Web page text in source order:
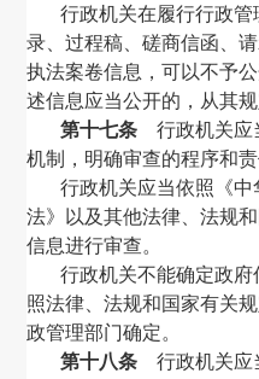
行政机关在履行行政
录、过程稿、磋商信函、
执法案卷信息，可以不予
述信息应当公开的，从其规
第十七条 行政机关应
机制，明确审查的程序和责
行政机关应当依照《
法》以及其他法律、法规
信息进行审查。
行政机关不能确定政
照法律、法规和国家有关
政管理部门确定。
第十八条 行政机关应